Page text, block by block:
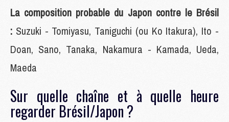
La composition probable du Japon contre le Brésil
: Suzuki - Tomiyasu, Taniguchi (ou Ko Itakura), Ito -
Doan, Sano, Tanaka, Nakamura - Kamada, Ueda,
Maeda
Sur quelle chaîne et à quelle heure
regarder Brésil/Japon ?